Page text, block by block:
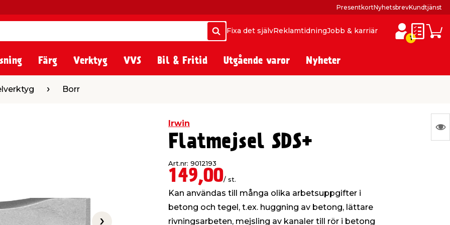
Sök
SökFixa det självReklamtidningJobb & karriär
1
PresentkortNyhetsbrevKundtjänst
Färg Verktyg VVS Bil & Fritid Utgående varor Nyheter
Borr Borr
Irwin
Flatmejsel SDS+
Art.nr: 9012193
149,00/ st.
Kan användas till många olika arbetsuppgifter i
betong och tegel, t.ex. huggning av betong, lättare
rivningsarbeten, mejsling av kanaler till rör i betong